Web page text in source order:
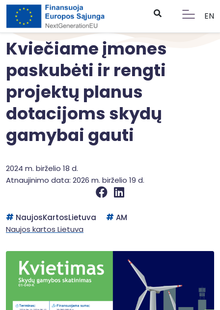
EN
Kviečiame įmones
paskubėti ir rengti
projektų planus
dotacijoms skydų
gamybai gauti
2024 m. birželio 18 d.
Atnaujinimo data: 2026 m. birželio 19 d.
NaujosKartosLietuva
AM
Naujos kartos Lietuva